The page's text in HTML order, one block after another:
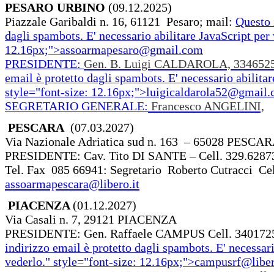
PESARO URBINO (09.12.2025)
Piazzale Garibaldi n. 16, 61121 Pesaro; mail:
dagli spambots. E' necessario abilitare JavaScript per
12.16px;">assoarmapesaro@gmail.com
PRESIDENTE: Gen. B. Luigi CALDAROLA,
email è protetto dagli spambots. E' necessario
style="font-size: 12.16px;">
SEGRETARIO GENERALE: Francesco ANGELINI,
PESCARA (07.03.2027)
Via Nazionale Adriatica sud n. 163 – 65028
PRESIDENTE: Cav. Tito DI SANTE – Cell.
Tel. Fax 085 66941: Segretario Roberto Cutracci
assoarmapescara@libero.it
PIACENZA(01.12.2027)
Via Casali n. 7, 29121 PIACENZA
PRESIDENTE: Gen. Raffaele CAMPUS Cell.
indirizzo email è protetto dagli spambots. E'
vederlo." style="font-size: 12.16px;">